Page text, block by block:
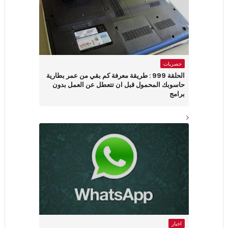
حصريات
الحلقة 999 : طريقة معرفة كم بقي من عمر بطارية
حاسوبك المحمول قبل ان تتعطل عن العمل بدون
برامج
اخبار